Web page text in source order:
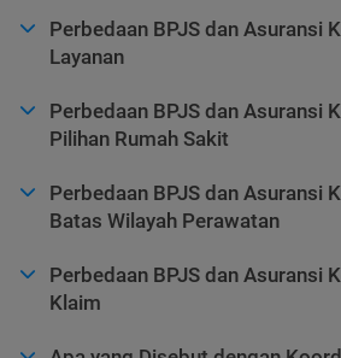
Perbedaan BPJS dan Asuransi
Layanan
Perbedaan BPJS dan Asuransi
Pilihan Rumah Sakit
Perbedaan BPJS dan Asuransi
Batas Wilayah Perawatan
Perbedaan BPJS dan Asuransi
Klaim